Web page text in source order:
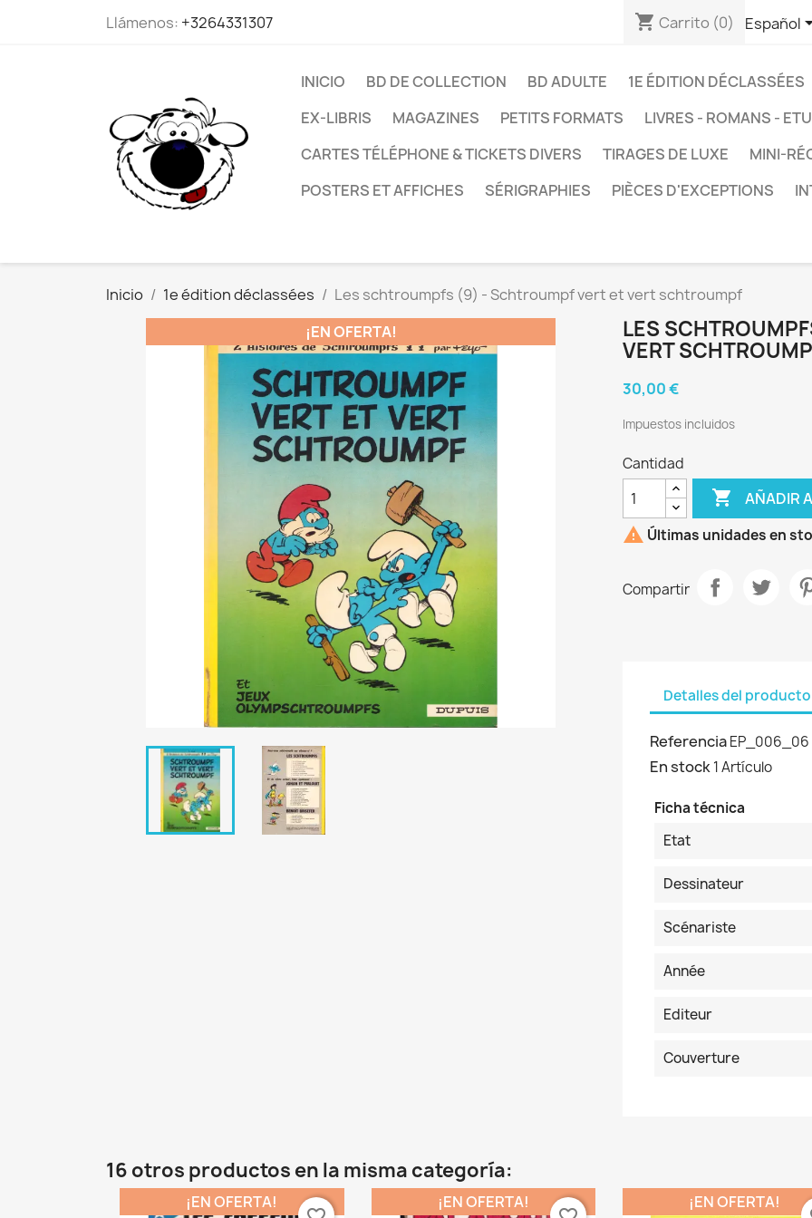
Llámenos: +3264331307 shopping_cart Carrito (0) Español
INICIO BD DE COLLECTION BD ADULTE 1E ÉDITION DÉCLASSÉES
EX-LIBRIS
MAGAZINES PETITS FORMATS LIVRES - ROMANS -
CARTES TÉLÉPHONE & TICKETS DIVERS
TIRAGES DE LUXE
MINI-
POSTERS ET AFFICHES
SÉRIGRAPHIES PIÈCES D'EXCEPTIONS
Inicio 1e édition déclassées
Les schtroumpfs (9) - Schtroumpf vert et vert schtroumpf
¡EN OFERTA!
LES
VERT
30,00 €
Impuestos incluidos
Cantidad
 AÑADIR
 Últimas unidades en
Compartir
Detalles del producto
ReferenciaEP_006_06
En stock1 Artículo
Ficha técnica
Etat
Dessinateur
Scénariste
Année
Editeur
Couverture
16 otros productos en la misma categoría:
¡EN OFERTA!
¡EN OFERTA!
¡EN OFERTA!